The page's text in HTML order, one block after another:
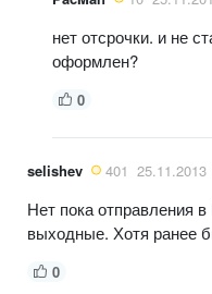
нет отсрочки. и не
оформлен?
0
selishev 401 25.11.2013
Нет пока отправления
выходные. Хотя ранее
0